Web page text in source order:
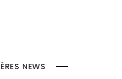
NEWS